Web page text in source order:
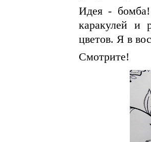
Идея -
каракулей и
цветов. Я в
Смотрите!